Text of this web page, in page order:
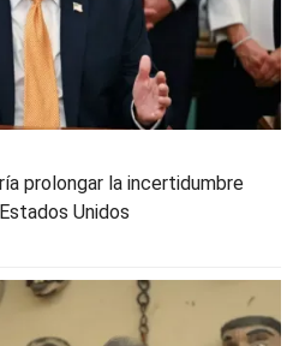
prolongar la incertidumbre
Unidos